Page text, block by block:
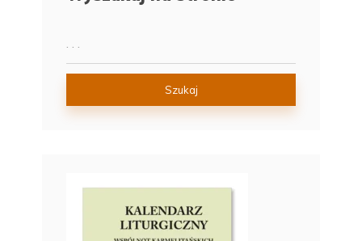
Szukaj